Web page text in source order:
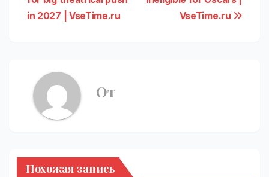
записям
VseTime.ru
in 2027 | VseTime.ru
От
Похожая запись